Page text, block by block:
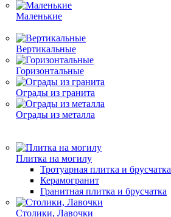
Маленькие
Вертикальные
Горизонтальные
Ограды из гранита
Ограды из металла
Плитка на могилу
Тротуарная плитка и брусчатка
Керамогранит
Гранитная плитка и брусчатка
Столики, Лавочки